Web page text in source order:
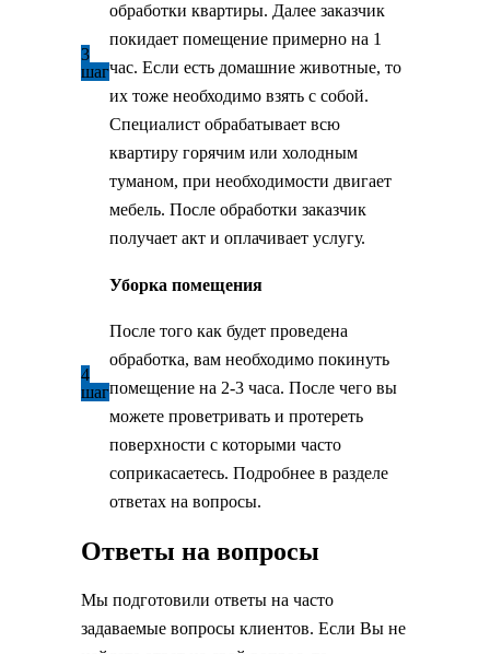
3
шаг
обработки квартиры. Далее заказчик
покидает помещение примерно на 1
час. Если есть домашние животные, то
их тоже необходимо взять с собой.
Специалист обрабатывает всю
квартиру горячим или холодным
туманом, при необходимости двигает
мебель. После обработки заказчик
получает акт и оплачивает услугу.
4
шаг
Уборка помещения
После того как будет проведена
обработка, вам необходимо покинуть
помещение на 2-3 часа. После чего вы
можете проветривать и протереть
поверхности с которыми часто
соприкасаетесь. Подробнее в разделе
ответах на вопросы.
Ответы на вопросы
Мы подготовили ответы на часто
задаваемые вопросы клиентов. Если Вы не